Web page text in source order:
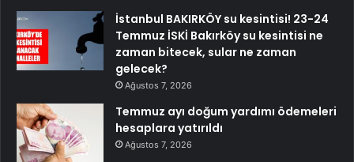
İstanbul BAKIRKÖY su kesintisi! 23-24
Temmuz İSKİ Bakırköy su kesintisi ne
zaman bitecek, sular ne zaman
gelecek?
Ağustos 7, 2026
Temmuz ayı doğum yardımı ödemeleri
hesaplara yatırıldı
Ağustos 7, 2026